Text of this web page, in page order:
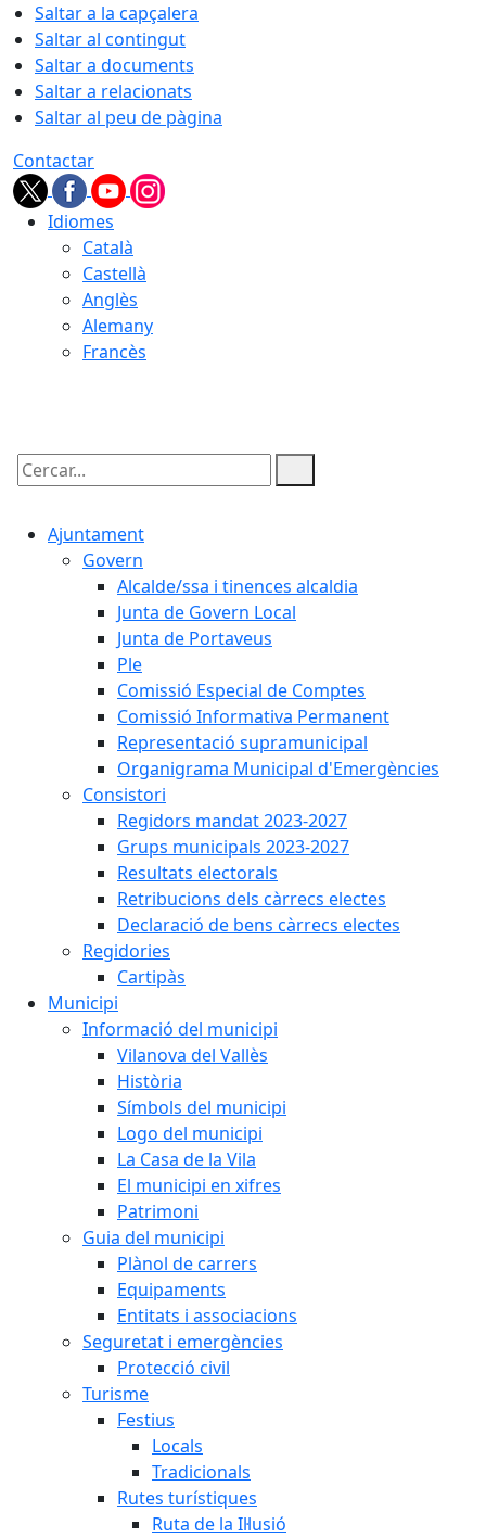
Saltar a la capçalera
Saltar al contingut
Saltar a documents
Saltar a relacionats
Saltar al peu de pàgina
Contactar
Idiomes
Català
Castellà
Anglès
Alemany
Francès
Cercar:
Ajuntament
Govern
Alcalde/ssa i tinences alcaldia
Junta de Govern Local
Junta de Portaveus
Ple
Comissió Especial de Comptes
Comissió Informativa Permanent
Representació supramunicipal
Organigrama Municipal d'Emergències
Consistori
Regidors mandat 2023-2027
Grups municipals 2023-2027
Resultats electorals
Retribucions dels càrrecs electes
Declaració de bens càrrecs electes
Regidories
Cartipàs
Municipi
Informació del municipi
Vilanova del Vallès
Història
Símbols del municipi
Logo del municipi
La Casa de la Vila
El municipi en xifres
Patrimoni
Guia del municipi
Plànol de carrers
Equipaments
Entitats i associacions
Seguretat i emergències
Protecció civil
Turisme
Festius
Locals
Tradicionals
Rutes turístiques
Ruta de la Il·lusió